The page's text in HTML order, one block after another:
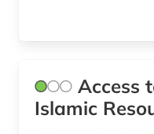
christliche
Access
Islamic